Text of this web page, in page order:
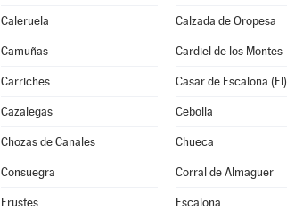
Caleruela Calzada de Oropesa
Camuñas Cardiel de los Montes
Carriches Casar de Escalona (El)
Cazalegas Cebolla
Chozas de Canales Chueca
Consuegra Corral de Almaguer
Erustes Escalona